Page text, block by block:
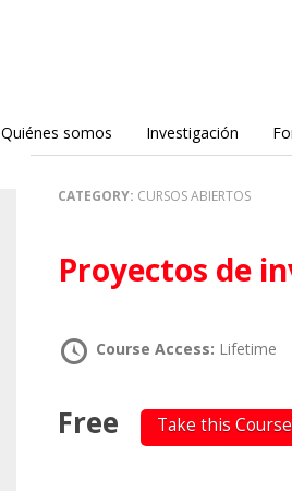
Quiénes somos Investigación
CATEGORY: CURSOS ABIERTOS
Proyectos de
Course Access: Lifetime
Free Take this Course